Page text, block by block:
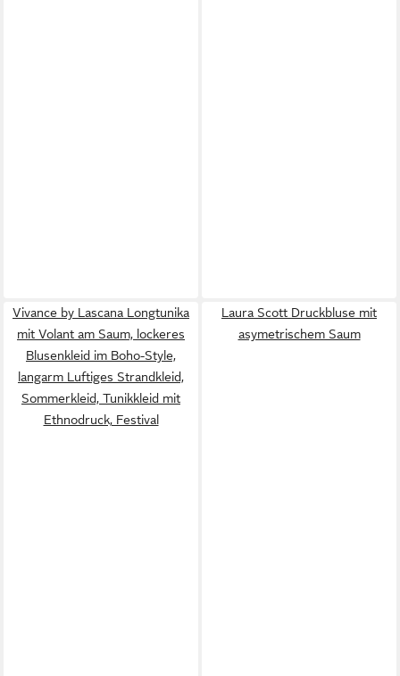
Vivance by Lascana Longtunika
mit Volant am Saum, lockeres
Blusenkleid im Boho-Style,
langarm Luftiges Strandkleid,
Sommerkleid, Tunikkleid mit
Ethnodruck, Festival
Laura Scott Druckbluse mit
asymetrischem Saum